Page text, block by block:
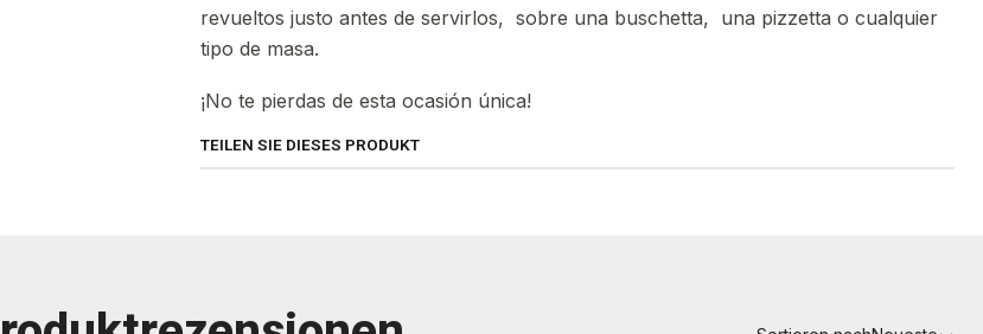
revueltos justo antes de servirlos, sobre una buschetta, una pizzetta o cualquier
tipo de masa.
¡No te pierdas de esta ocasión única!
TEILEN SIE DIESES PRODUKT